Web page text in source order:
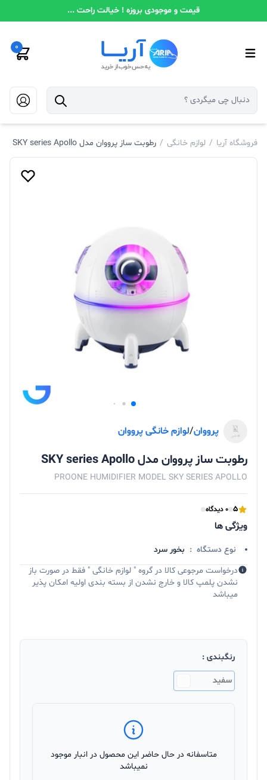
قیمت و موجودی بروزه ! خیالت راحت ...
0
فروشگاه آریا / لوازم خانگی / رطوبت ساز پرووان مدل SKY series Apollo
پرووان/لوازم خانگی پرووان
رطوبت ساز پرووان مدل SKY series Apollo
PROONE HUMIDIFIER MODEL SKY SERIES APOLLO
5 0 دیدگاه
ویژگی ها
نوع دستگاه : بخور سرد
درخواست مرجوعی کالا در گروه " لوازم خانگی " فقط در صورت باز
نشدن پلمپ کالا و خارج نشدن از بسته بندی اولیه امکان پذیر
میباشد
رنگبندی :
سفید
متاسفانه در حال حاضر این محصول در انبار موجود
نمیباشد